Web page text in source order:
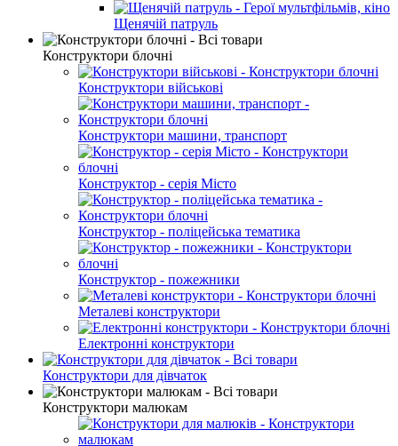
Щенячій патруль
Конструктори блочні
Конструктори військові
Конструктори машини, транспорт
Конструктор - серія Місто
Конструктор - поліцейська тематика
Конструктор - пожежники
Металеві конструктори
Електронні конструктори
Конструктори для дівчаток
Конструктори малюкам